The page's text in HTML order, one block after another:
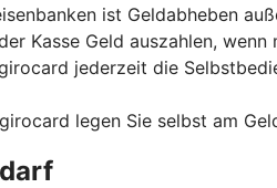
ist Geldabheben
Kasse Geld auszahlen,
jederzeit die
legen Sie selbst am